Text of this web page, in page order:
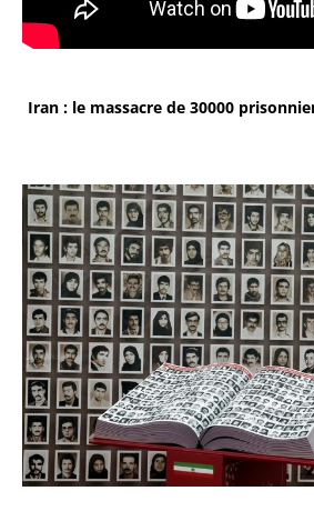
Iran : le massacre de 30000